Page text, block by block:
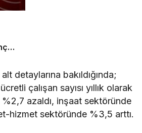
detaylarına bakıldığında;
çalışan sayısı yıllık olarak
azaldı, inşaat sektöründe
hizmet sektöründe %3,5 arttı.